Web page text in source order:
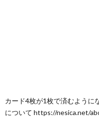
カード4枚が1枚で済むように
について https://nesica.net/